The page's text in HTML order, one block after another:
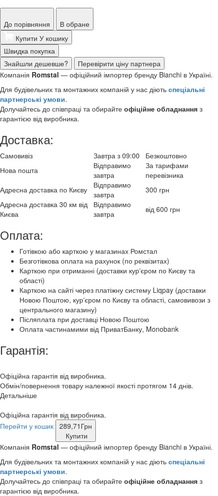
До порівняння
В обране
Купити У кошику
Швидка покупка
Знайшли дешевше?
Перевірити ціну партнера
Компанія Romstal — офіційний імпортер бренду Bianchi в Україні.
Для будівельних та монтажних компаній у нас діють спеціальні
партнерські умови.
Долучайтесь до співпраці та обирайте офіційне обладнання з
гарантією від виробника.
Доставка:
Самовивіз Завтра з 09:00
Безкоштовно
Нова пошта
Відправимо
завтра
За тарифами
перевізника
Адресна доставка по Києву
Відправимо
завтра
300 грн
Адресна доставка 30 км від
Києва
Відправимо
завтра
від 600 грн
Оплата:
Готівкою або карткою у магазинах Ромстал
Безготівкова оплата на рахунок (по реквізитах)
Карткою при отриманні (доставки курʼєром по Києву та
області)
Карткою на сайті через платіжну систему Liqpay (доставки
Новою Поштою, курʼєром по Києву та області, самовивози з
центрального магазину)
Післяплата при доставці Новою Поштою
Оплата частинамими від ПриватБанку, Monobank
Гарантія:
Офіційна гарантія від виробника.
Обмін/повернення товару належної якості протягом 14 днів.
Детальніше
Офіційна гарантія від виробника.
Перейти у кошик 289,71 Грн
Купити
Компанія Romstal — офіційний імпортер бренду Bianchi в Україні.
Для будівельних та монтажних компаній у нас діють спеціальні
партнерські умови.
Долучайтесь до співпраці та обирайте офіційне обладнання з
гарантією від виробника.